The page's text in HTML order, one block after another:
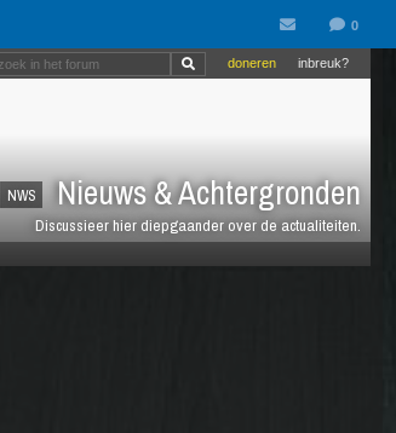
NWS Nieuws & Achtergronden
Discussieer hier diepgaander over de actualiteiten.
inbreuk?
doneren